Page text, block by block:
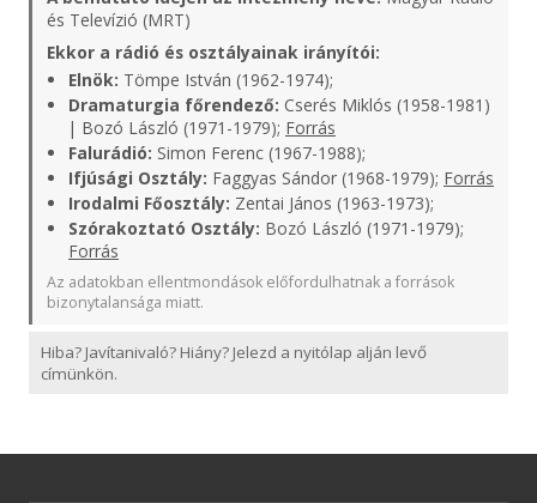
és Televízió (MRT)
Ekkor a rádió és osztályainak irányítói:
Elnök: Tömpe István (1962-1974);
Dramaturgia főrendező: Cserés Miklós (1958-1981)
| Bozó László (1971-1979); Forrás
Falurádió: Simon Ferenc (1967-1988);
Ifjúsági Osztály: Faggyas Sándor (1968-1979); Forrás
Irodalmi Főosztály: Zentai János (1963-1973);
Szórakoztató Osztály: Bozó László (1971-1979);
Forrás
Az adatokban ellentmondások előfordulhatnak a források
bizonytalansága miatt.
Hiba? Javítanivaló? Hiány? Jelezd a nyitólap alján levő
címünkön.